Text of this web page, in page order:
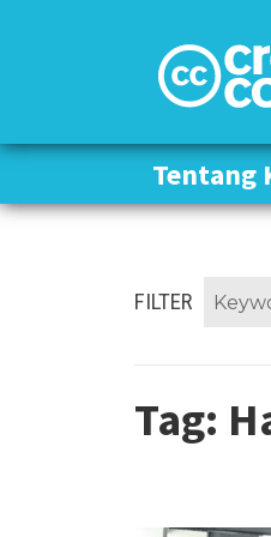
Tentang
Tentang
FILTER
Tag: